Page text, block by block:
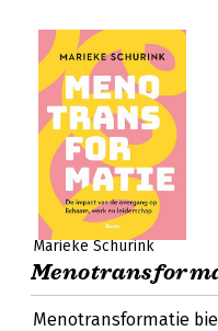
Marieke Schurink
Menotransformatie